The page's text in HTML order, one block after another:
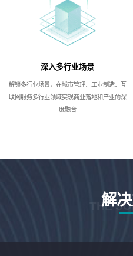
深入多行业场景
解锁多行业场景，在城市管理、工业制造、互
联网服务多行业领域实现商业落地和产业的深
度融合
解
THE